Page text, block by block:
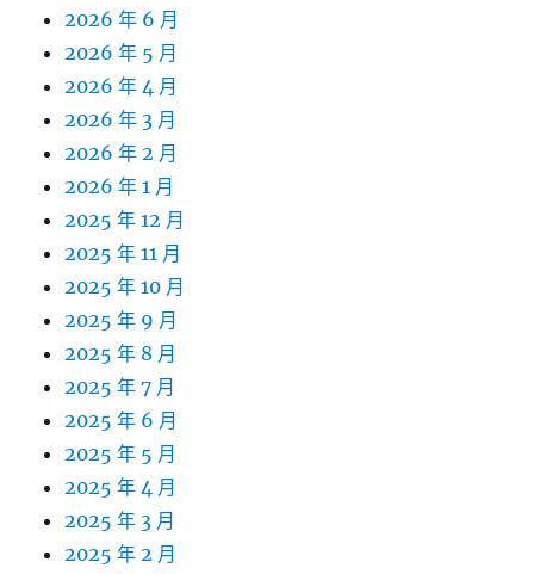
2026 年 6 月
2026 年 5 月
2026 年 4 月
2026 年 3 月
2026 年 2 月
2026 年 1 月
2025 年 12 月
2025 年 11 月
2025 年 10 月
2025 年 9 月
2025 年 8 月
2025 年 7 月
2025 年 6 月
2025 年 5 月
2025 年 4 月
2025 年 3 月
2025 年 2 月